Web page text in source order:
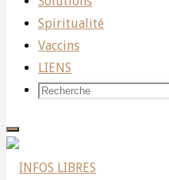
Spiritualité
Vaccins
LIENS
Recherche
Recherche
Scientist and
PLA Major
General:
Expert
Vaccine
Based
on